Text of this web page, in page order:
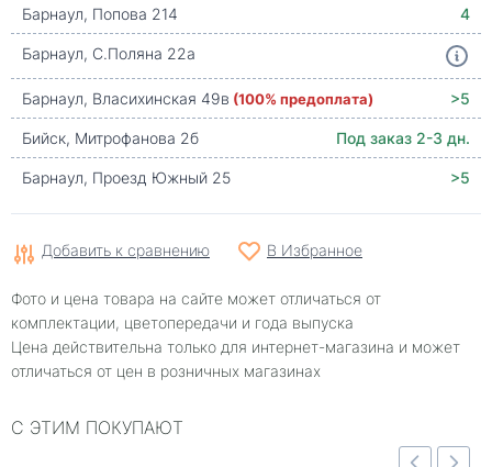
Барнаул, Попова 214
4
Барнаул, С.Поляна 22а
Барнаул, Власихинская 49в (100% предоплата)
>5
Бийск, Митрофанова 2б
Под заказ 2-3 дн.
Барнаул, Проезд Южный 25
>5
Добавить к сравнению В Избранное
Фото и цена товара на сайте может отличаться от
комплектации, цветопередачи и года выпуска
Цена действительна только для интернет-магазина и может
отличаться от цен в розничных магазинах
С ЭТИМ ПОКУПАЮТ